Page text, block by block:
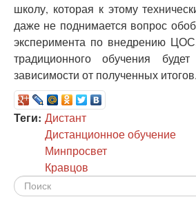
школу, которая к этому
даже не поднимается вопрос
эксперимента по внедрению
традиционного обучения
зависимости от полученных итогов.
Теги: Дистант
Дистанционное обучение
Минпросвет
Кравцов
Форма